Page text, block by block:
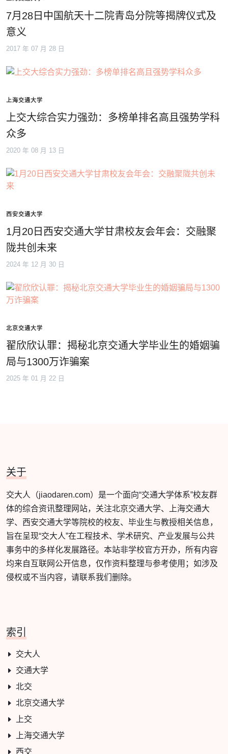
7月28日中国航天十二院青岛分院等揭牌仪式及
意义
2017 年 07 月 28 日
上海交通大学
上交大综合实力强劲：多榜单排名高且强势学科
众多
2020 年 08 月 13 日
西安交通大学
1月20日西安交通大学甘肃校友会年会：交融聚
陇共创未来
2024 年 12 月 30 日
北京交通大学
翟欣欣认罪：揭秘北京交通大学毕业生的婚姻骗
局与1300万诈骗案
2025 年 01 月 22 日
关于
交大人（jiaodaren.com）是一个面向“交通大学体系”校友群
体的综合资讯整理网站，关注北京交通大学、上海交通大
学、西安交通大学等院校的校友、毕业生与教授相关信息，
旨在呈现“交大人”在工程技术、学术研究、产业发展与公共
事务中的多样化发展路径。本站非学校官方开办，所有内容
均来自互联网公开信息，仅作资料整理与参考使用；如涉及
侵权或不当内容，请联系我们删除。
索引
交大人
交通大学
北交
北京交通大学
上交
上海交通大学
西交